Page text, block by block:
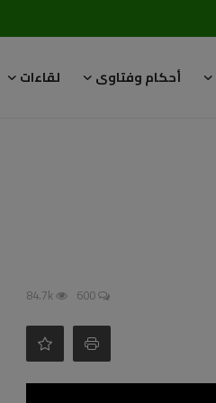
أحكام وفتاوى لقاءات
600
84.7k